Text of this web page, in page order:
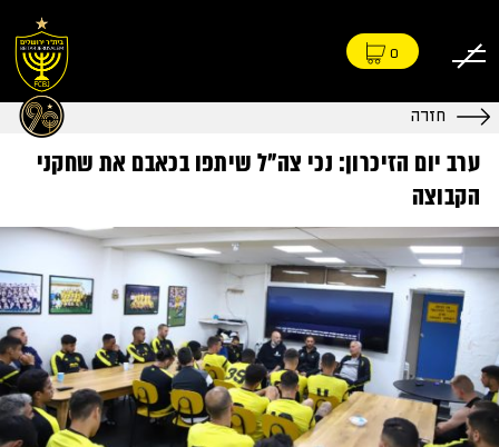
0
חזרה
ערב יום הזיכרון: נכי צה"ל שיתפו בכאבם את שחקני
הקבוצה